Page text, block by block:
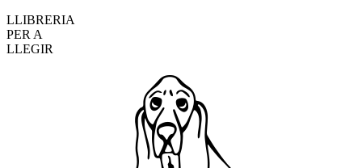
LLIBRERIA
PER A
LLEGIR